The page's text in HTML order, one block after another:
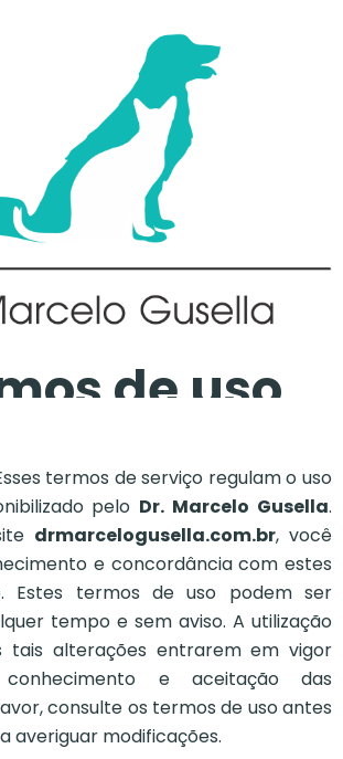
de uso
termos de serviço regulam o uso
pelo Dr. Marcelo Gusella.
drmarcelogusella.com.br, você
e concordância com estes
Estes termos de uso podem ser
tempo e sem aviso. A utilização
tais alterações entrarem em vigor
e aceitação das
consulte os termos de uso antes
averiguar modificações.